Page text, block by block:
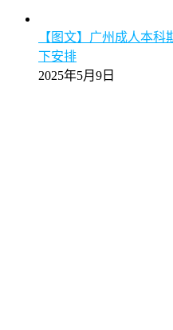
【图文】广州成人本
下安排
2025年5月9日